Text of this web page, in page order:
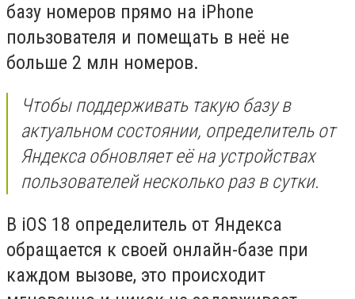
базу номеров прямо на iPhone
пользователя и помещать в неё не
больше 2 млн номеров.
Чтобы поддерживать такую базу в
актуальном состоянии, определитель от
Яндекса обновляет её на устройствах
пользователей несколько раз в сутки.
В iOS 18 определитель от Яндекса
обращается к своей онлайн-базе при
каждом вызове, это происходит